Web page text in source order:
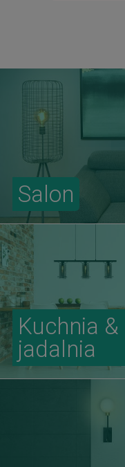
Salon
Kuchnia &
jadalnia